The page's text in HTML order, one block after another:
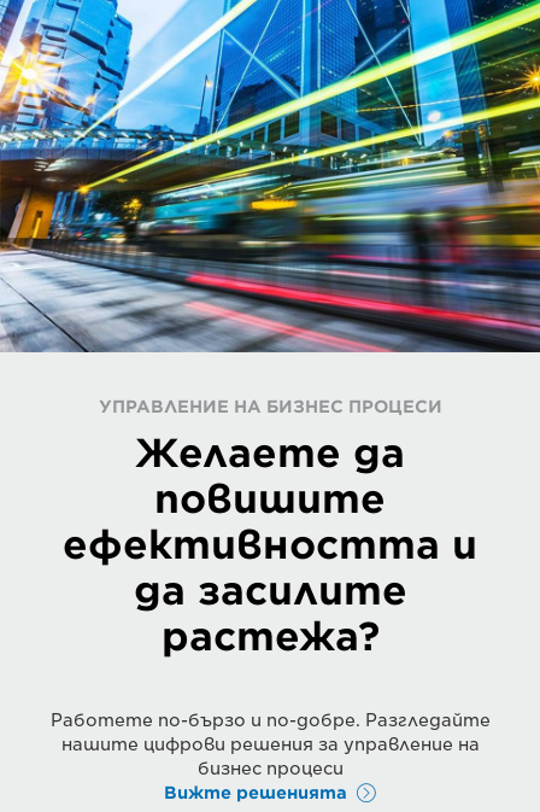
УПРАВЛЕНИЕ НА БИЗНЕС ПРОЦЕСИ
Желаете да
повишите
ефективността и
да засилите
растежа?
Работете по-бързо и по-добре. Разгледайте
нашите цифрови решения за управление на
бизнес процеси
Вижте решенията